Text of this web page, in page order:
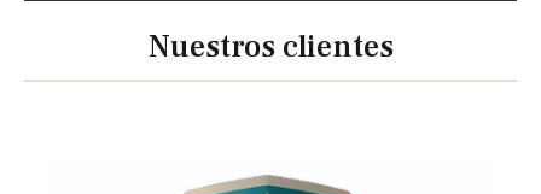
Nuestros clientes